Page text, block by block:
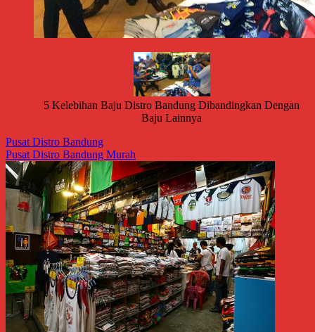
5 Kelebihan Baju Distro Bandung Dibandingkan Dengan
Baju Lainnya
Pusat Distro Bandung
Pusat Distro Bandung Murah